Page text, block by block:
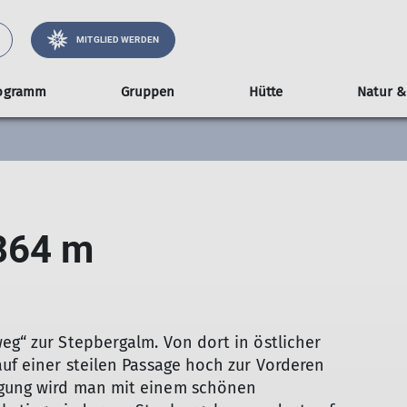
MITGLIED WERDEN
Satzung Geschichte
Alpine Disziplinen Veranstaltungen
Gruppen
mit Kindern
Familien
Wochentagswanderer
Hütte
Belegungsplan
Natur
Ausrüstungsverleih Karten,
m
zur Stepbergalm. Von dort in östlicher
einer steilen Passage hoch zur Vorderen
wird man mit einem schönen